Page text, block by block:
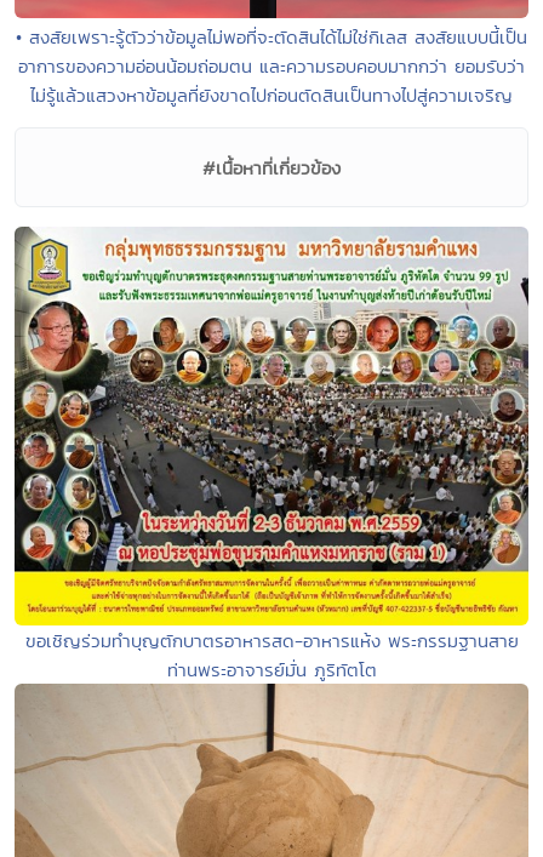
• สงสัยเพราะรู้ตัวว่าข้อมูลไม่พอที่จะตัดสินได้ไม่ใช่กิเลส สงสัยแบบนี้เป็น
อาการของความอ่อนน้อมถ่อมตน และความรอบคอบมากกว่า ยอมรับว่า
ไม่รู้แล้วแสวงหาข้อมูลที่ยังขาดไปก่อนตัดสินเป็นทางไปสู่ความเจริญ
#เนื้อหาที่เกี่ยวข้อง
ขอเชิญร่วมทำบุญตักบาตรอาหารสด-อาหารแห้ง พระกรรมฐานสาย
ท่านพระอาจารย์มั่น ภูริทัตโต